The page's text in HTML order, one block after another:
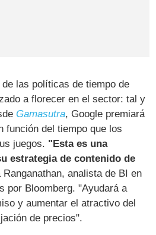
las políticas de tiempo de
a florecer en el sector: tal y
Gamasutra, Google premiará
función del tiempo que los
juegos. "Esta es una
estrategia de contenido de
analista de BI en
por Bloomberg. "Ayudará a
y aumentar el atractivo del
de precios".